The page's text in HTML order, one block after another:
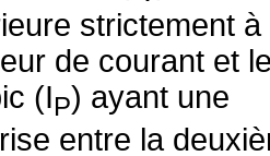
strictement à
de courant et
(IP) ayant une
entre la